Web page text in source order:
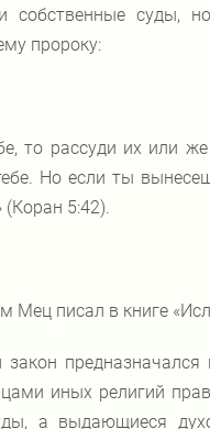
собственные суды,
пророку:
то рассуди их или
Но если ты
5:42).
Мец писал в книге
закон
иных религий
а выдающиеся